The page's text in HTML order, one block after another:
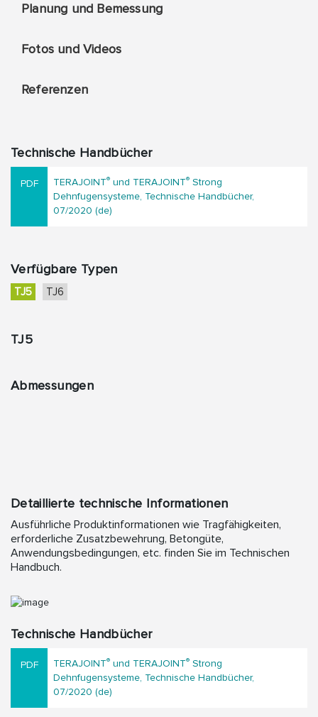
Planung und Bemessung
Fotos und Videos
Referenzen
Technische Handbücher
TERAJOINT® und TERAJOINT® Strong
Dehnfugensysteme, Technische Handbücher,
07/2020 (de)
Verfügbare Typen
TJ5 TJ6
TJ5
Abmessungen
Detaillierte technische Informationen
Ausführliche Produktinformationen wie Tragfähigkeiten,
erforderliche Zusatzbewehrung, Betongüte,
Anwendungsbedingungen, etc. finden Sie im Technischen
Handbuch.
Technische Handbücher
TERAJOINT® und TERAJOINT® Strong
Dehnfugensysteme, Technische Handbücher,
07/2020 (de)